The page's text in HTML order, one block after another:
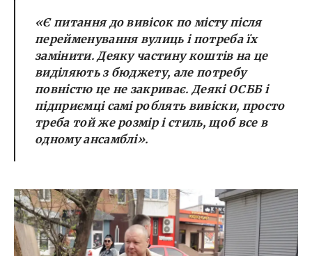
«Є питання до вивісок по місту після
перейменування вулиць і потреба їх
замінити. Деяку частину коштів на це
виділяють з бюджету, але потребу
повністю це не закриває. Деякі ОСББ і
підприємці самі роблять вивіски, просто
треба той же розмір і стиль, щоб все в
одному ансамблі».